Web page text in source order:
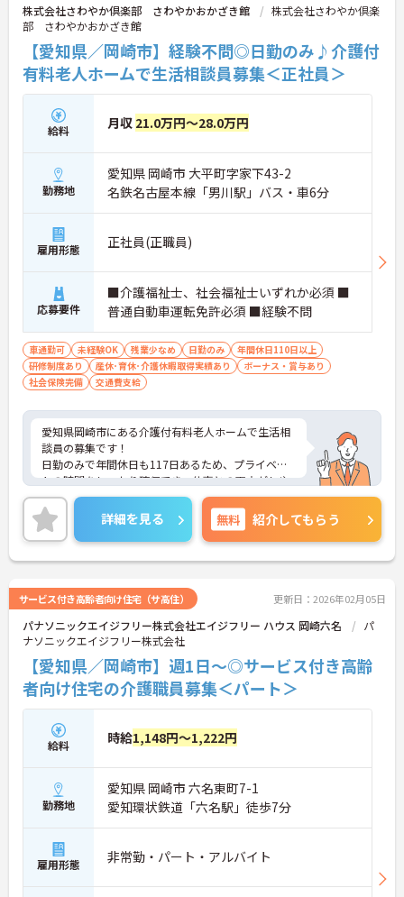
株式会社さわやか倶楽部 さわやかおかざき館
株式会社さわやか倶楽
部 さわやかおかざき館
【愛知県／岡崎市】経験不問◎日勤のみ♪介護付
有料老人ホームで生活相談員募集＜正社員＞
給料 月収 21.0万円～28.0万円
勤務地
愛知県 岡崎市 大平町字家下43-2
名鉄名古屋本線「男川駅」バス・車6分
雇用形態 正社員(正職員)
応募要件
■介護福祉士、社会福祉士いずれか必須 ■
普通自動車運転免許必須 ■経験不問
車通勤可 未経験OK 残業少なめ 日勤のみ
年間休日110日以上
研修制度あり
産休･育休･介護休暇取得実績あり
ボーナス・賞与あり
社会保険完備
交通費支給
愛知県岡崎市にある介護付有料老人ホームで生活相
談員の募集です！
日勤のみで年間休日も117日あるため、プライベー
トの時間をしっかり確保でき、仕事との両立がしや
すい職場です◎
また、昇給と賞与があり、あなたの頑張りがしっか
り評価され、やりがいを持ってお仕事ができます！
ご興味ある方は面接ポイントをお伝えしますので、
お気軽にご連絡ください。
詳細を見る 無料 紹介してもらう
サービス付き高齢者向け住宅（サ高住） 更新日：2026年02月05日
パナソニックエイジフリー株式会社エイジフリー ハウス 岡崎六名
パ
ナソニックエイジフリー株式会社
【愛知県／岡崎市】週1日～◎サービス付き高齢
者向け住宅の介護職員募集＜パート＞
給料 時給1,148円～1,222円
勤務地
愛知県 岡崎市 六名東町7-1
愛知環状鉄道「六名駅」徒歩7分
雇用形態 非常勤・パート・アルバイト